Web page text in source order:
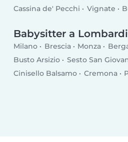
Cassina de' Pecchi
Vignate
Babysitter a
Milano Brescia Monza
Busto Arsizio
Sesto San
Cinisello Balsamo
Cremona